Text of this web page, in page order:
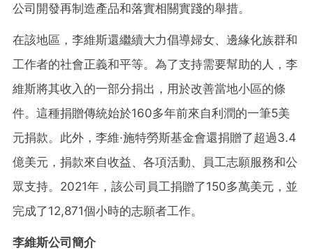
公司開發再制造產品和落實相關實踐的舉措。
在該地區，李維斯還繼續大力倡導婦女、邊緣化族群和
工作者的社會正義和平等。為了支持需要幫助的人，李
維斯將其收入的一部分捐出，用於改善當地小區的條
件。這種捐贈傳統始於160多年前來自利潤的一筆5美
元捐款。此外，李維·施特勞斯基金會還捐贈了超過3.4
億美元，捐款來自收益、各項活動、員工志願服務和公
眾支持。2021年，該公司員工捐贈了150多萬美元，並
完成了12,871個小時的志願者工作。
李維斯公司簡介